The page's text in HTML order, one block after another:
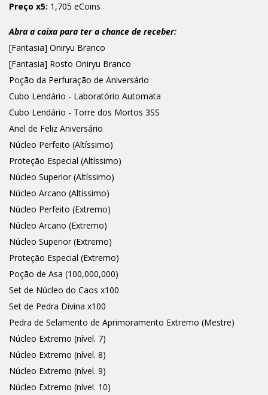
Preço x5: 1,705 eCoins
Abra a caixa para ter a chance de receber:
[Fantasia] Oniryu Branco
[Fantasia] Rosto Oniryu Branco
Poção da Perfuração de Aniversário
Cubo Lendário - Laboratório Automata
Cubo Lendário - Torre dos Mortos 3SS
Anel de Feliz Aniversário
Núcleo Perfeito (Altíssimo)
Proteção Especial (Altíssimo)
Núcleo Superior (Altíssimo)
Núcleo Arcano (Altíssimo)
Núcleo Perfeito (Extremo)
Núcleo Arcano (Extremo)
Núcleo Superior (Extremo)
Proteção Especial (Extremo)
Poção de Asa (100,000,000)
Set de Núcleo do Caos x100
Set de Pedra Divina x100
Pedra de Selamento de Aprimoramento Extremo (Mestre)
Núcleo Extremo (nível. 7)
Núcleo Extremo (nível. 8)
Núcleo Extremo (nível. 9)
Núcleo Extremo (nível. 10)